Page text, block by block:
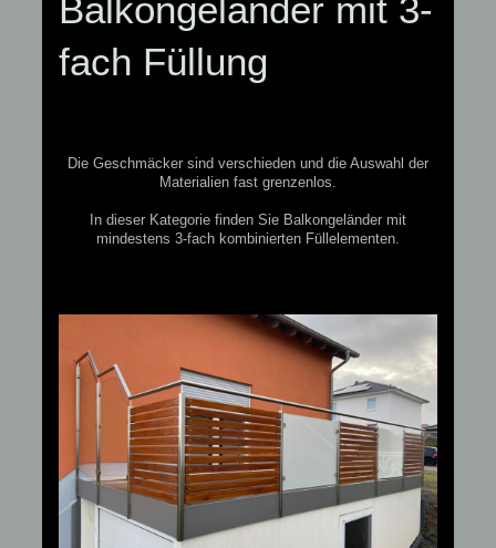
Balkongeländer mit 3-
fach Füllung
Die Geschmäcker sind verschieden und die Auswahl der
Materialien fast grenzenlos.
In dieser Kategorie finden Sie Balkongeländer mit
mindestens 3-fach kombinierten Füllelementen.